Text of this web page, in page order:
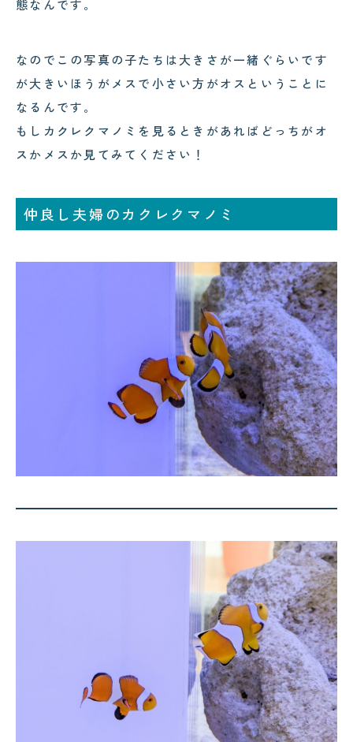
態なんです。
なのでこの写真の子たちは大きさが一緒ぐらいです
が大きいほうがメスで小さい方がオスということに
なるんです。
もしカクレクマノミを見るときがあればどっちがオ
スかメスか見てみてください！
仲良し夫婦のカクレクマノミ